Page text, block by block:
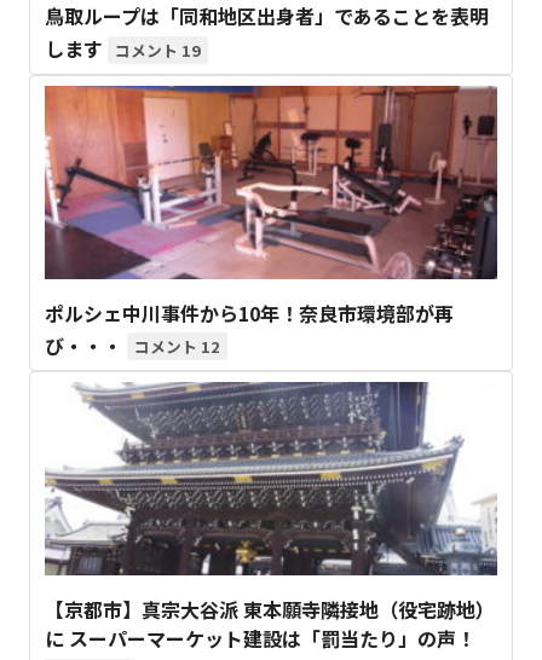
鳥取ループは「同和地区出身者」であることを表明
します
19
ポルシェ中川事件から10年！奈良市環境部が再
び・・・
12
【京都市】真宗大谷派 東本願寺隣接地（役宅跡地）
に スーパーマーケット建設は「罰当たり」の声！